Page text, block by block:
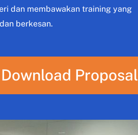
dan membawakan training yang
berkesan.
Download Proposal